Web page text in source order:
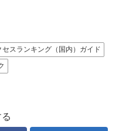
セスランキング（国内）ガイド